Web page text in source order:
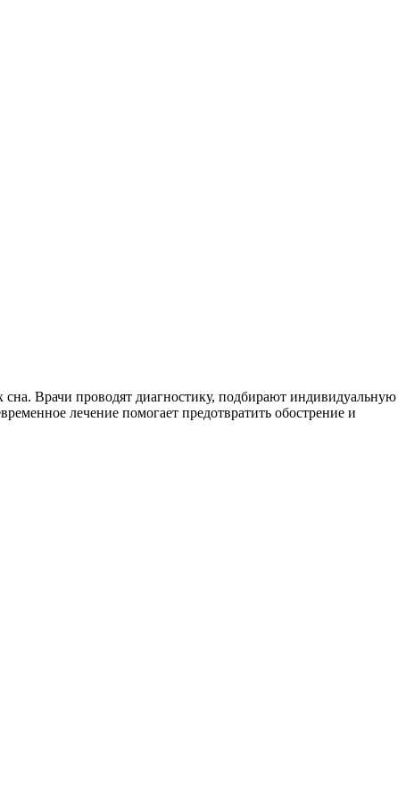
Врачи проводят диагностику, подбирают индивидуальную
лечение помогает предотвратить обострение и